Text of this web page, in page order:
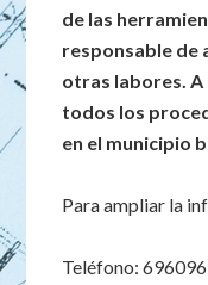
de las
responsable de
otras labores.
todos los
en el municipio
Para ampliar la
Teléfono: